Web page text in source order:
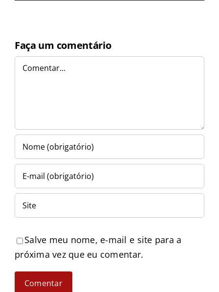
Faça um comentário
Comentar
Salve meu nome, e-mail e site para a
próxima vez que eu comentar.